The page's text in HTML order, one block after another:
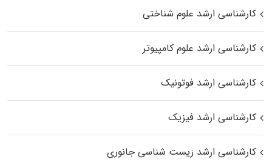
کارشناسی ارشد علوم شناختی
کارشناسی ارشد علوم کامپیوتر
کارشناسی ارشد فوتونیک
کارشناسی ارشد فیزیک
کارشناسی ارشد زیست‌ شناسی جانوری